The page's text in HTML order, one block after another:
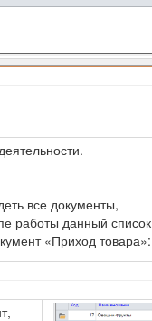
все документы,
работы данный список
«Приход товара»: